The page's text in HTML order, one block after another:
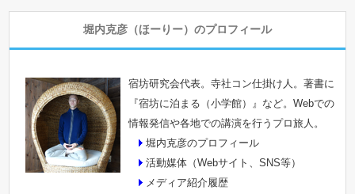
堀内克彦（ほーりー）のプロフィール
宿坊研究会代表。寺社コン仕掛け人。著書に
『宿坊に泊まる（小学館）』など。Webでの
情報発信や各地での講演を行うプロ旅人。
堀内克彦のプロフィール
活動媒体（Webサイト、SNS等）
メディア紹介履歴